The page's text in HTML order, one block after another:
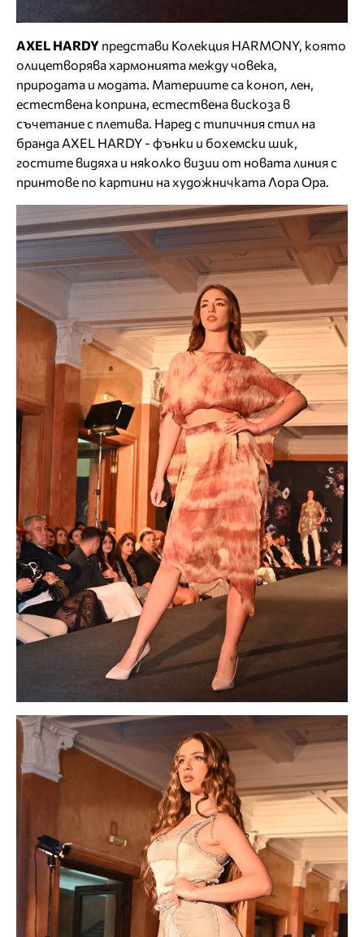
AXEL HARDY представи Колекция HARMONY, която
олицетворява хармонията между човека,
природата и модата. Материите са коноп, лен,
естествена коприна, естествена вискоза в
съчетание с плетива. Наред с типичния стил на
бранда AXEL HARDY - фънки и бохемски шик,
гостите видяха и няколко визии от новата линия с
принтове по картини на художничката Лора Ора.